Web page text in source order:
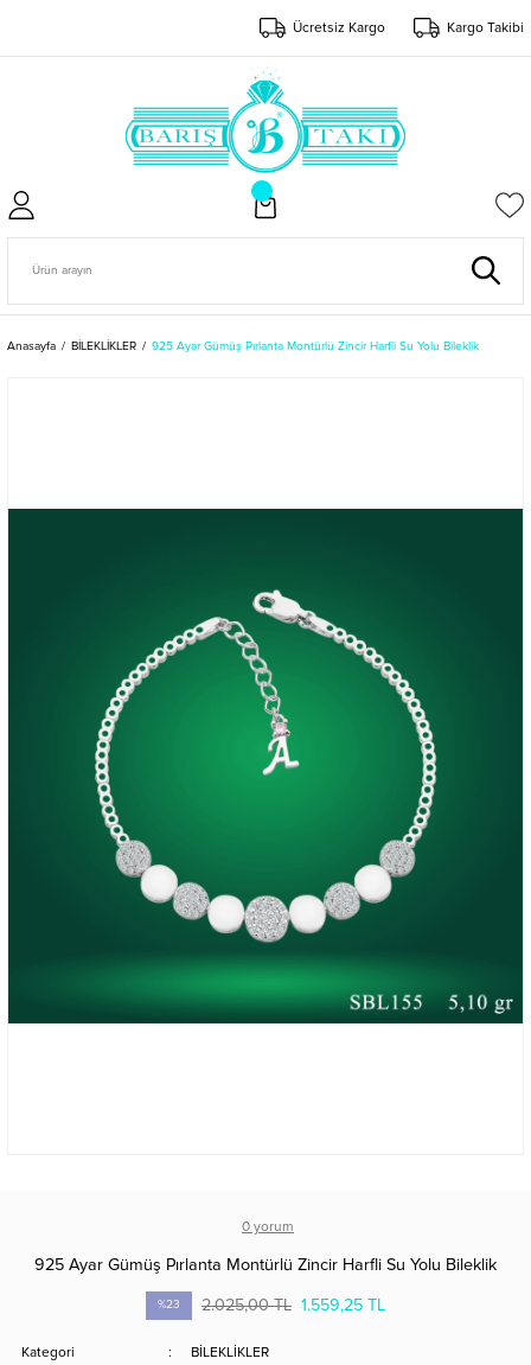
Ücretsiz Kargo Kargo Takibi
Anasayfa BİLEKLİKLER 925 Ayar Gümüş Pırlanta Montürlü Zincir Harfli Su Yolu Bileklik
0 yorum
925 Ayar Gümüş Pırlanta Montürlü Zincir Harfli Su Yolu Bileklik
%23 2.025,00 TL 1.559,25 TL
Kategori
BİLEKLİKLER